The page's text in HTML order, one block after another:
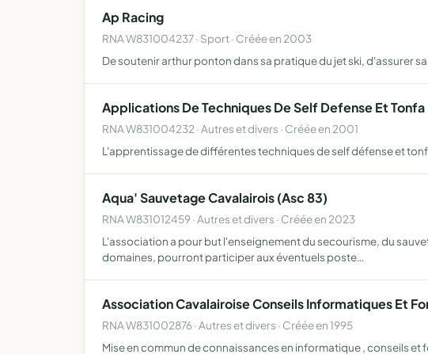
Ap Racing
RNA W831004237 · Sport · Créée en 2003
De soutenir arthur ponton dans sa pratique du jet ski, d'assurer
Applications De Techniques De Self Defense Et Tonfa
RNA W831004232 · Autres et divers · Créée en 2001
L'apprentissage de différentes techniques de self défense et
Aqua' Sauvetage Cavalairois (Asc 83)
RNA W831012459 · Autres et divers · Créée en 2023
L'association a pour but l'enseignement du secourisme, du
domaines, pourront participer aux éventuels poste…
Association Cavalairoise Conseils Informatiques Et
RNA W831002876 · Autres et divers · Créée en 1995
Mise en commun de connaissances en informatique , conseils